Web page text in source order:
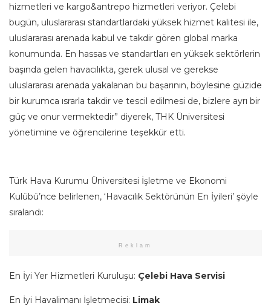
hizmetleri ve kargo&antrepo hizmetleri veriyor. Çelebi
bugün, uluslararası standartlardaki yüksek hizmet kalitesi ile,
uluslararası arenada kabul ve takdir gören global marka
konumunda. En hassas ve standartları en yüksek sektörlerin
başında gelen havacılıkta, gerek ulusal ve gerekse
uluslararası arenada yakalanan bu başarının, böylesine güzide
bir kurumca ısrarla takdir ve tescil edilmesi de, bizlere ayrı bir
güç ve onur vermektedir” diyerek, THK Üniversitesi
yönetimine ve öğrencilerine teşekkür etti.
Türk Hava Kurumu Üniversitesi İşletme ve Ekonomi
Kulübü’nce belirlenen, ‘Havacılık Sektörünün En İyileri’ şöyle
sıralandı:
Reklam
En İyi Yer Hizmetleri Kuruluşu: Çelebi Hava Servisi
En İyi Havalimanı İşletmecisi: Limak